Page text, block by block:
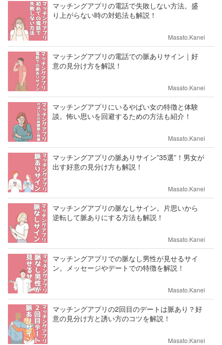
マッチングアプリの電話で失敗しない方法。盛
り上がらない時の対処法も解説！
Masato.Kanei
マッチングアプリの電話での脈ありサイン｜好
意の見分け方を解説！
Masato.Kanei
マッチングアプリにいるやばい女の特徴と体験
談。怖い思いを回避するための方法も紹介！
Masato.Kanei
マッチングアプリの脈ありサイン”35選”！男女が
出す好意の見分け方も解説！
Masato.Kanei
マッチングアプリの脈なしサイン。片思いから
逆転して脈ありにする方法も解説！
Masato.Kanei
マッチングアプリでの脈なし男性が見せるサイ
ン。メッセージやデートでの特徴を解説！
Masato.Kanei
マッチングアプリの2回目のデートは脈あり？好
意の見分け方と誘い方のコツを解説！
Masato.Kanei